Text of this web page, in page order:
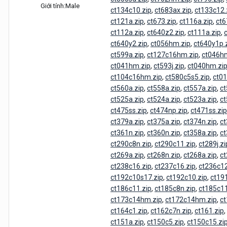
Giới tính:Male
ct134c10.zip, ct683ax.zip,
ct121a.zip, ct673.zip, ct116a.zip,
ct112a.zip, ct640z2.zip, ct111a.zip,
ct640y2.zip, ct056hm.zip,
ct599a.zip, ct127c16hm.zip,
ct041hm.zip, ct593j.zip, ct040hm.zip
ct104c16hm.zip, ct580c5s5.zip,
ct560a.zip, ct558a.zip, ct557a.zip,
ct525a.zip, ct524a.zip, ct523a.zip,
ct475ss.zip, ct474np.zip, ct471ss.zip
ct379a.zip, ct375a.zip, ct374n.zip,
ct361n.zip, ct360n.zip, ct358a.zip,
ct290c8n.zip, ct290c11.zip,
ct269a.zip, ct268n.zip, ct268a.zip,
ct238c16.zip, ct237c16.zip,
ct192c10s17.zip, ct192c10.zip,
ct186c11.zip, ct185c8n.zip,
ct173c14hm.zip, ct172c14hm.zip,
ct164c1.zip, ct162c7n.zip, ct161.zip,
ct151a.zip, ct150c5.zip,